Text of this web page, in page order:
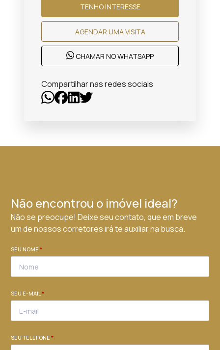
TENHO INTERESSE
AGENDAR UMA VISITA
CHAMAR NO WHATSAPP
Compartilhar nas redes sociais
Não encontrou o imóvel ideal?
Não se preocupe! Deixe seu contato, que em breve
um de nossos corretores irá te auxiliar na busca.
SEU NOME*
SEU E-MAIL*
SEU TELEFONE*